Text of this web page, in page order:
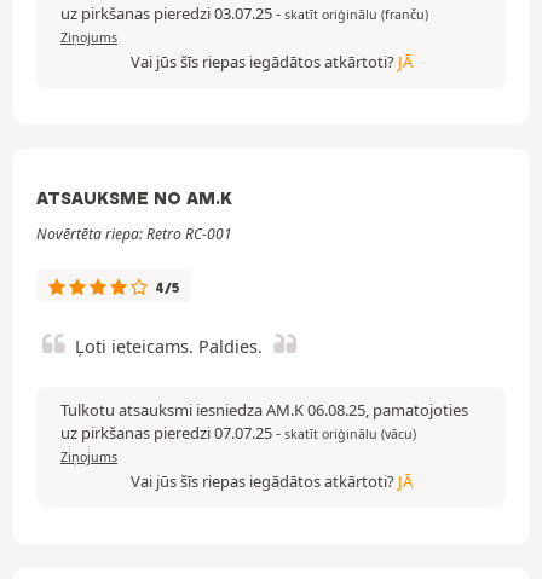
uz pirkšanas pieredzi 03.07.25- skatīt oriģinālu (franču)
Ziņojums
Vai jūs šīs riepas iegādātos atkārtoti? JĀ
ATSAUKSME NO AM.K
Novērtēta riepa: Retro RC-001
4/5
Ļoti ieteicams. Paldies.
Tulkotu atsauksmi iesniedza AM.K 06.08.25, pamatojoties
uz pirkšanas pieredzi 07.07.25- skatīt oriģinālu (vācu)
Ziņojums
Vai jūs šīs riepas iegādātos atkārtoti? JĀ